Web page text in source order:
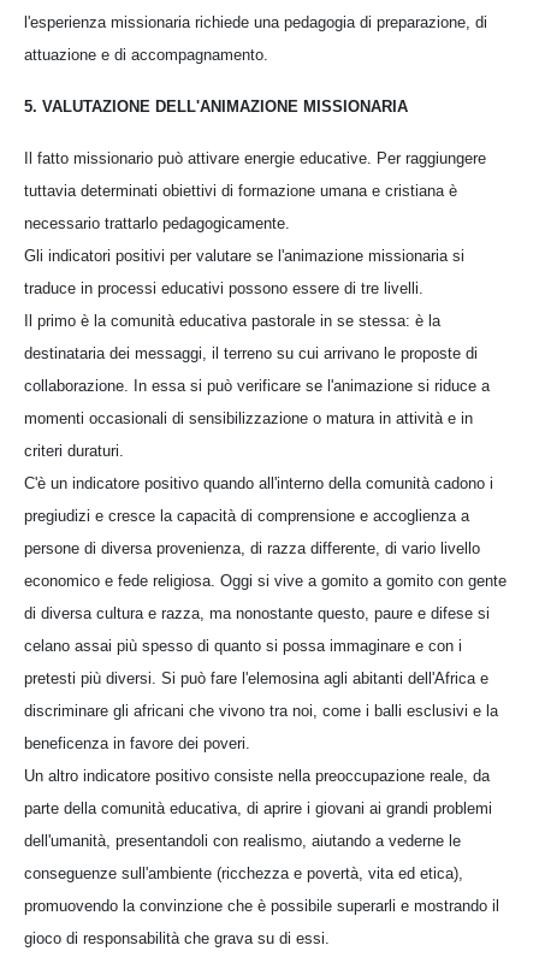
l'esperienza missionaria richiede una pedagogia di preparazione, di
attuazione e di accompagnamento.
5. VALUTAZIONE DELL'ANIMAZIONE MISSIONARIA
Il fatto missionario può attivare energie educative. Per raggiungere
tuttavia determinati obiettivi di formazione umana e cristiana è
necessario trattarlo pedagogicamente.
Gli indicatori positivi per valutare se l'animazione missionaria si
traduce in processi educativi possono essere di tre livelli.
Il primo è la comunità educativa pastorale in se stessa: è la
destinataria dei messaggi, il terreno su cui arrivano le proposte di
collaborazione. In essa si può verificare se l'animazione si riduce a
momenti occasionali di sensibilizzazione o matura in attività e in
criteri duraturi.
C'è un indicatore positivo quando all'interno della comunità cadono i
pregiudizi e cresce la capacità di comprensione e accoglienza a
persone di diversa provenienza, di razza differente, di vario livello
economico e fede religiosa. Oggi si vive a gomito a gomito con gente
di diversa cultura e razza, ma nonostante questo, paure e difese si
celano assai più spesso di quanto si possa immaginare e con i
pretesti più diversi. Si può fare l'elemosina agli abitanti dell'Africa e
discriminare gli africani che vivono tra noi, come i balli esclusivi e la
beneficenza in favore dei poveri.
Un altro indicatore positivo consiste nella preoccupazione reale, da
parte della comunità educativa, di aprire i giovani ai grandi problemi
dell'umanità, presentandoli con realismo, aiutando a vederne le
conseguenze sull'ambiente (ricchezza e povertà, vita ed etica),
promuovendo la convinzione che è possibile superarli e mostrando il
gioco di responsabilità che grava su di essi.